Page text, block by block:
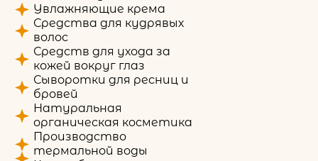
Увлажняющие крема
Средства для кудрявых
волос
Средств для ухода за
кожей вокруг глаз
Сыворотки для ресниц и
бровей
Натуральная
органическая косметика
Производство
термальной воды